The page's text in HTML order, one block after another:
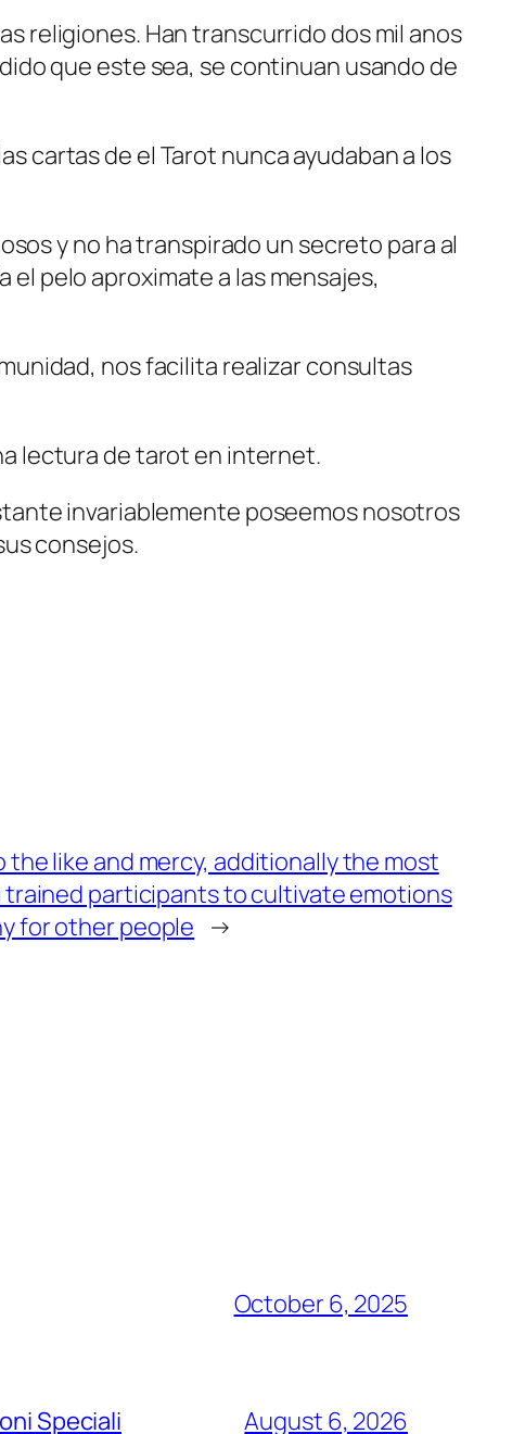
religiones. Han transcurrido dos mil anos
que este sea, se continuan usando de
cartas de el Tarot nunca ayudaban a los
y no ha transpirado un secreto para al
pelo aproximate a las mensajes,
nos facilita realizar consultas
lectura de tarot en internet.
invariablemente poseemos nosotros
consejos.
like and mercy, additionally the most
participants to cultivate emotions
for other people →
October 6, 2025
Speciali August 6, 2026